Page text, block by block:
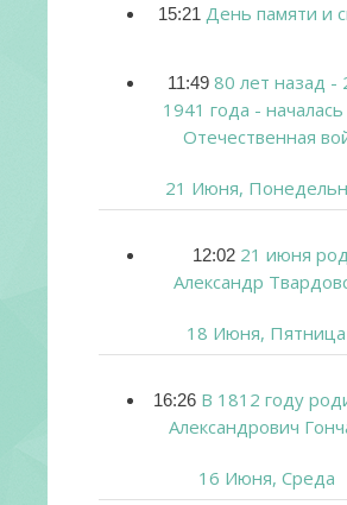
15:21 День памяти и
11:49 80 лет назад -
1941 года -
Отечественная
21 Июня,
12:02 21 июня
Александр
18 Июня, Пятница
16:26 В 1812 году
Александрович
16 Июня, Среда